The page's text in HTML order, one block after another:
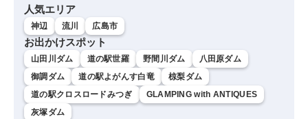
剛央〉人気エリア
神辺 流川 広島市
お出かけスポット
山田川ダム 道の駅世羅 野間川ダム
八田原ダム
御調ダム
道の駅よがんす白竜
椋梨ダム
道の駅クロスロードみつぎ
GLAMPING with ANTIQUES
灰塚ダム